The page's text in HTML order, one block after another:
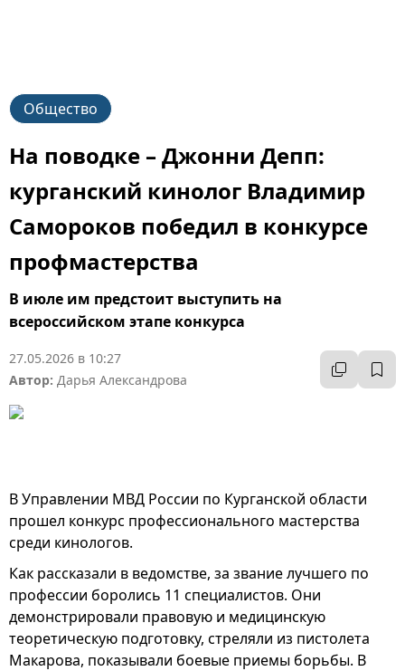
Общество
На поводке – Джонни Депп:
курганский кинолог Владимир
Самороков победил в конкурсе
профмастерства
В июле им предстоит выступить на
всероссийском этапе конкурса
27.05.2026 в 10:27
Автор: Дарья Александрова
В Управлении МВД России по Курганской области
прошел конкурс профессионального мастерства
среди кинологов.
Как рассказали в ведомстве, за звание лучшего по
профессии боролись 11 специалистов. Они
демонстрировали правовую и медицинскую
теоретическую подготовку, стреляли из пистолета
Макарова, показывали боевые приемы борьбы. В